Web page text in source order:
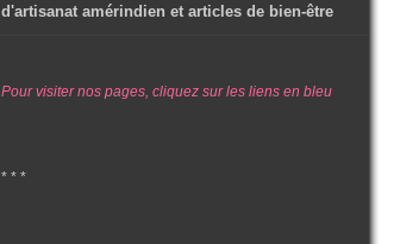
d'artisanat amérindien et articles de bien-être
Pour visiter nos pages, cliquez sur les liens en bleu
* * *